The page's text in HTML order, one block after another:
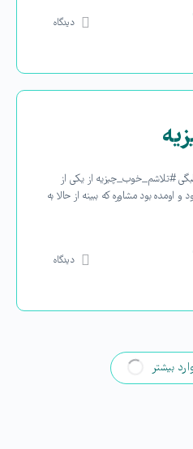
دیدگاه
#تلاشم_خوب_چیزیه از یکی از
و اومده بود مشاوره که ببینه از حالا به
دیدگاه
بیشتر